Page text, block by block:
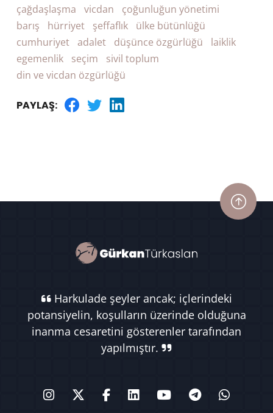
çağdaşlaşma
vicdan
çoğunluğun yönetimi
barış
hürriyet şeffaflık
ülke bütünlüğü
cumhuriyet adalet düşünce özgürlüğü
laiklik
egemenlik
seçim
sivil toplum
din ve vicdan özgürlüğü
PAYLAŞ:
Harkulade şeyler ancak; içlerindeki
potansiyelin, koşulların üzerinde olduğuna
inanma cesaretini gösterenler tarafından
yapılmıştır.